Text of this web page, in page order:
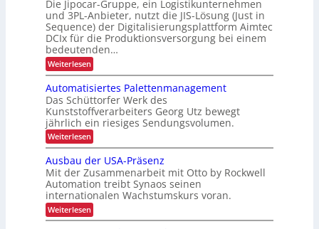
i
n
g
h
ö
f
e
P
r
ä
z
i
s
i
o
n
i
m
i
n
n
e
r
c
h
e
r
h
e
i
t
d
u
r
h
L
E
D
-
n
e
l
l
e
r
e
P
r
o
z
e
s
s
r
ü
c
k
m
e
l
d
Die Jipocar-Gruppe, ein Logistikunternehmen
und 3PL-Anbieter, nutzt die JIS-Lösung (Just in
Sequence) der Digitalisierungsplattform Aimtec
DCIx für die Produktionsversorgung bei einem
bedeutenden…
Weiterlesen:
S
q
u
e
n
z
l
e
f
e
r
u
n
g
Automatisiertes Palettenmanagement
Das Schüttorfer Werk des
Kunststoffverarbeiters Georg Utz bewegt
jährlich ein riesiges Sendungsvolumen.
Weiterlesen:
A
t
o
m
a
t
i
Ausbau der USA-Präsenz
Mit der Zusammenarbeit mit Otto by Rockwell
Automation treibt Synaos seinen
internationalen Wachstumskurs voran.
Weiterlesen:
A